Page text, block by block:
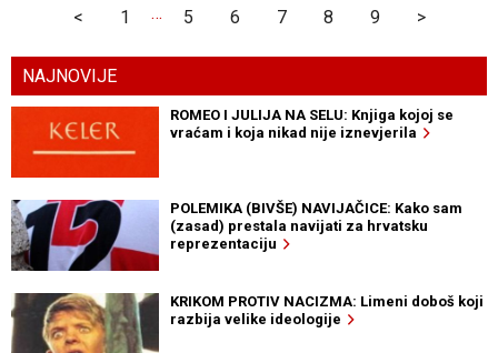
< 1 … 5 6 7 8 9 >
NAJNOVIJE
ROMEO I JULIJA NA SELU: Knjiga kojoj se
vraćam i koja nikad nije iznevjerila
POLEMIKA (BIVŠE) NAVIJAČICE: Kako sam
(zasad) prestala navijati za hrvatsku
reprezentaciju
KRIKOM PROTIV NACIZMA: Limeni doboš koji
razbija velike ideologije